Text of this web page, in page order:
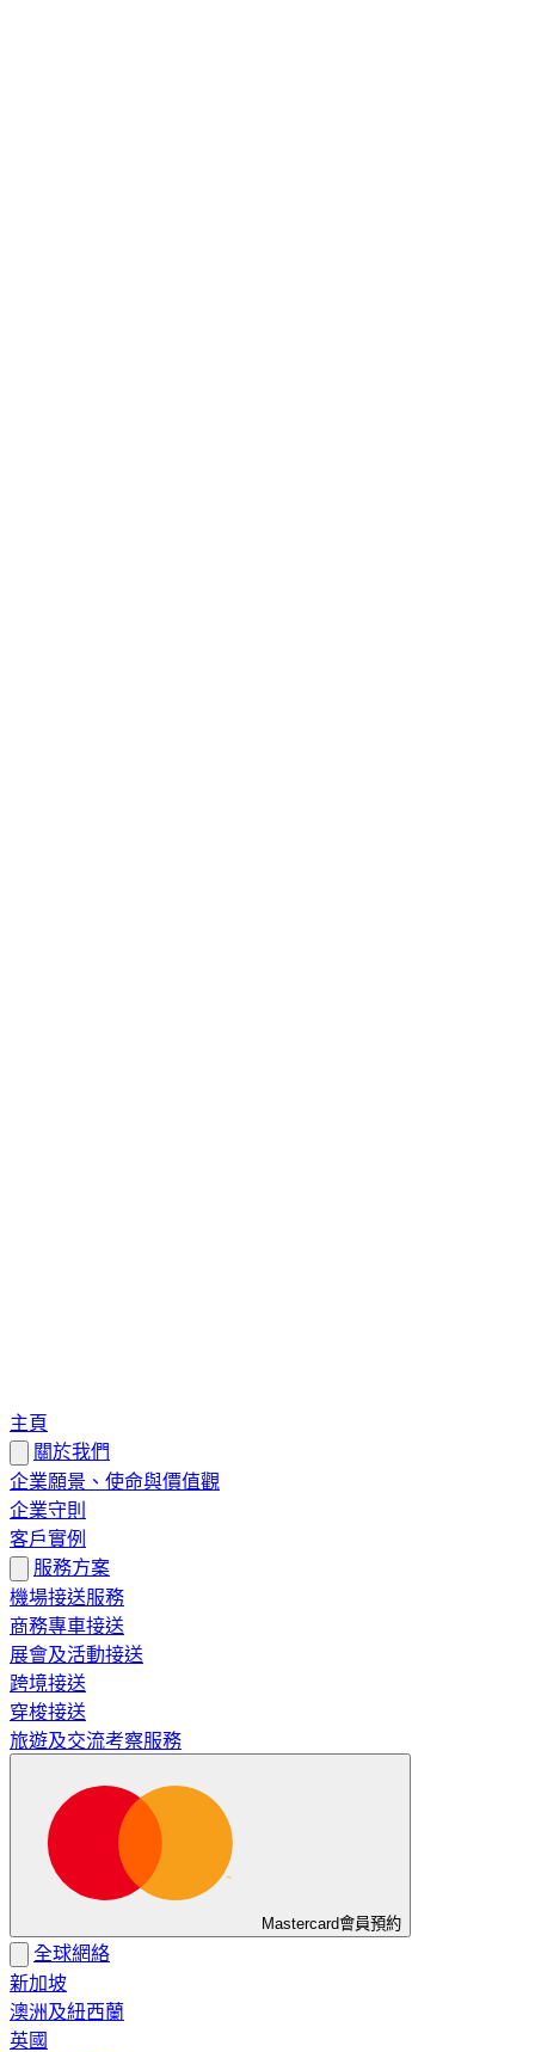
主頁
關於我們
企業願景、使命與價值觀
企業守則
客戶實例
服務方案
機場接送服務
商務專車接送
展會及活動接送
跨境接送
穿梭接送
旅遊及交流考察服務
Mastercard會員預約
全球網絡
新加坡
澳洲及紐西蘭
英國